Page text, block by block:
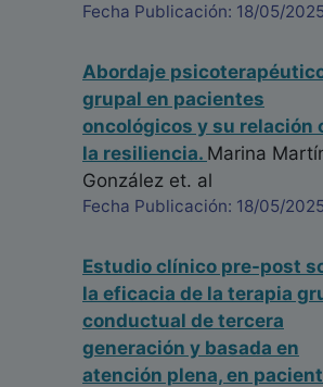
Fecha Publicación: 18/05/2025
Abordaje
grupal en pacientes
oncológicos y su relación
la resiliencia. Marina
González et. al
Fecha Publicación: 18/05/2025
Estudio clínico pre-post
la eficacia de la terapia
conductual de tercera
generación y basada en
atención plena, en